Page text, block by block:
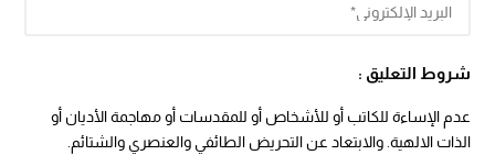
شروط التعليق :
عدم الإساءة للكاتب أو للأشخاص أو للمقدسات أو مهاجمة الأديان أو
الذات الالهية. والابتعاد عن التحريض الطائفي والعنصري والشتائم.